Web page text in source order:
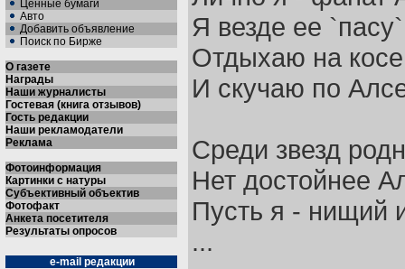
Ценные бумаги
Авто
Добавить объявление
Поиск по Бирже
О газете
Награды
Наши журналисты
Гостевая (книга отзывов)
Гость редакции
Наши рекламодатели
Реклама
Фотоинформация
Картинки с натуры
Субъективный объектив
Фотофакт
Анкета посетителя
Результаты опросов
e-mail редакции
Я везде ее
Отдыхаю на косе
И скучаю по
Среди звезд
Нет достойнее
Пусть я - нищий
...